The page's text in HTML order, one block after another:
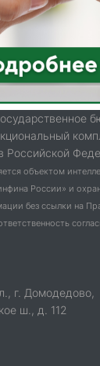
о фактах
статистическая
Российской
объектом
России» и
без ссылки на
г. Домодедово,
ш., д. 112